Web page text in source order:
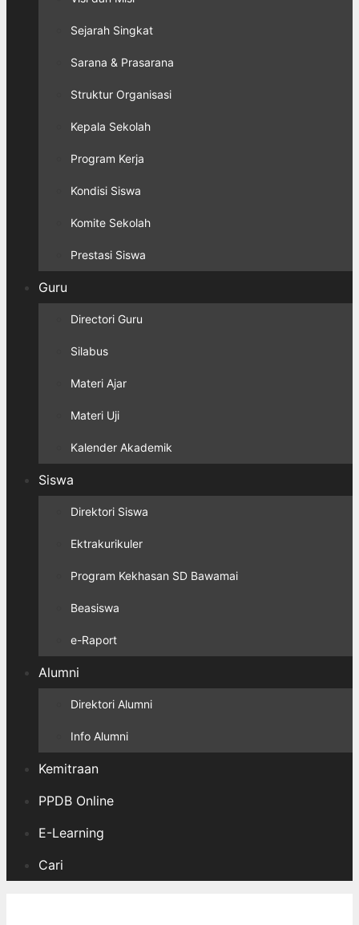
Sejarah Singkat
Sarana & Prasarana
Struktur Organisasi
Kepala Sekolah
Program Kerja
Kondisi Siswa
Komite Sekolah
Prestasi Siswa
Guru
Directori Guru
Silabus
Materi Ajar
Materi Uji
Kalender Akademik
Siswa
Direktori Siswa
Ektrakurikuler
Program Kekhasan SD Bawamai
Beasiswa
e-Raport
Alumni
Direktori Alumni
Info Alumni
Kemitraan
PPDB Online
E-Learning
Cari